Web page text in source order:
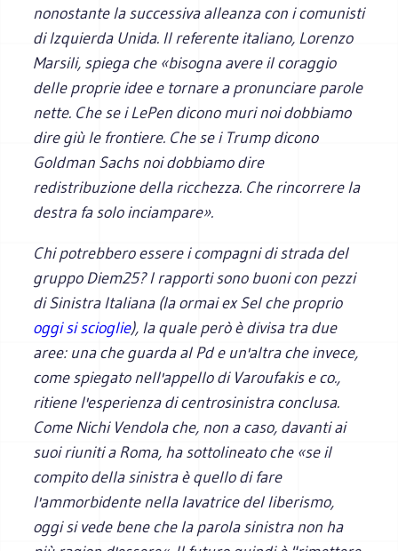
nonostante la successiva alleanza con i comunisti
di Izquierda Unida. Il referente italiano, Lorenzo
Marsili, spiega che «bisogna avere il coraggio
delle proprie idee e tornare a pronunciare parole
nette. Che se i LePen dicono muri noi dobbiamo
dire giù le frontiere. Che se i Trump dicono
Goldman Sachs noi dobbiamo dire
redistribuzione della ricchezza. Che rincorrere la
destra fa solo inciampare».
Chi potrebbero essere i compagni di strada del
gruppo Diem25? I rapporti sono buoni con pezzi
di Sinistra Italiana (la ormai ex Sel che proprio
oggi si scioglie), la quale però è divisa tra due
aree: una che guarda al Pd e un'altra che invece,
come spiegato nell'appello di Varoufakis e co.,
ritiene l'esperienza di centrosinistra conclusa.
Come Nichi Vendola che, non a caso, davanti ai
suoi riuniti a Roma, ha sottolineato che «se il
compito della sinistra è quello di fare
l'ammorbidente nella lavatrice del liberismo,
oggi si vede bene che la parola sinistra non ha